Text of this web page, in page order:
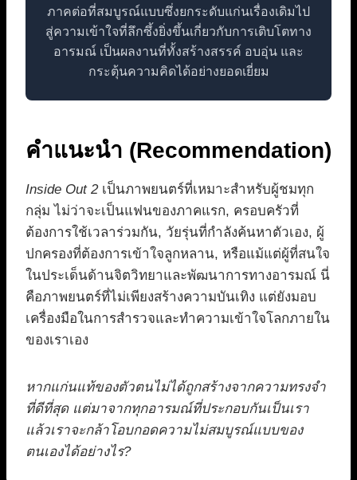
ภาคต่อที่สมบูรณ์แบบซึ่งยกระดับแก่นเรื่องเดิมไป
สู่ความเข้าใจที่ลึกซึ้งยิ่งขึ้นเกี่ยวกับการเติบโตทาง
อารมณ์ เป็นผลงานที่ทั้งสร้างสรรค์ อบอุ่น และ
กระตุ้นความคิดได้อย่างยอดเยี่ยม
คำแนะนำ (Recommendation)
Inside Out 2เป็นภาพยนตร์ที่เหมาะสำหรับผู้ชมทุก
กลุ่ม ไม่ว่าจะเป็นแฟนของภาคแรก, ครอบครัวที่
ต้องการใช้เวลาร่วมกัน, วัยรุ่นที่กำลังค้นหาตัวเอง, ผู้
ปกครองที่ต้องการเข้าใจลูกหลาน, หรือแม้แต่ผู้ที่สนใจ
ในประเด็นด้านจิตวิทยาและพัฒนาการทางอารมณ์ นี่
คือภาพยนตร์ที่ไม่เพียงสร้างความบันเทิง แต่ยังมอบ
เครื่องมือในการสำรวจและทำความเข้าใจโลกภายใน
ของเราเอง
หากแก่นแท้ของตัวตนไม่ได้ถูกสร้างจากความทรงจำ
ที่ดีที่สุด แต่มาจากทุกอารมณ์ที่ประกอบกันเป็นเรา
แล้วเราจะกล้าโอบกอดความไม่สมบูรณ์แบบของ
ตนเองได้อย่างไร?